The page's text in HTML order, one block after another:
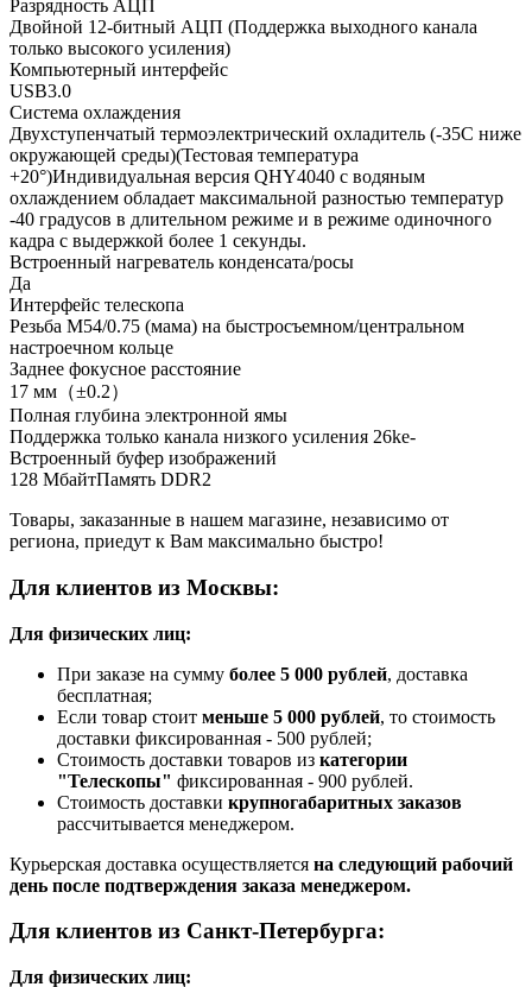
Разрядность АЦП
Двойной 12-битный АЦП (Поддержка выходного канала
только высокого усиления)
Компьютерный интерфейс
USB3.0
Система охлаждения
Двухступенчатый термоэлектрический охладитель (-35C ниже
окружающей среды)(Тестовая температура
+20°)Индивидуальная версия QHY4040 с водяным
охлаждением обладает максимальной разностью температур
-40 градусов в длительном режиме и в режиме одиночного
кадра с выдержкой более 1 секунды.
Встроенный нагреватель конденсата/росы
Да
Интерфейс телескопа
Резьба M54/0.75 (мама) на быстросъемном/центральном
настроечном кольце
Заднее фокусное расстояние
17 мм（±0.2）
Полная глубина электронной ямы
Поддержка только канала низкого усиления 26ke-
Встроенный буфер изображений
128 МбайтПамять DDR2
Товары, заказанные в нашем магазине, независимо от
региона, приедут к Вам максимально быстро!
Для клиентов из Москвы:
Для физических лиц:
При заказе на сумму более 5 000 рублей, доставка
бесплатная;
Если товар стоит меньше 5 000 рублей, то стоимость
доставки фиксированная - 500 рублей;
Стоимость доставки товаров из категории
"Телескопы" фиксированная - 900 рублей.
Стоимость доставки крупногабаритных заказов
рассчитывается менеджером.
Курьерская доставка осуществляется на следующий рабочий
день после подтверждения заказа менеджером.
Для клиентов из Санкт-Петербурга:
Для физических лиц: